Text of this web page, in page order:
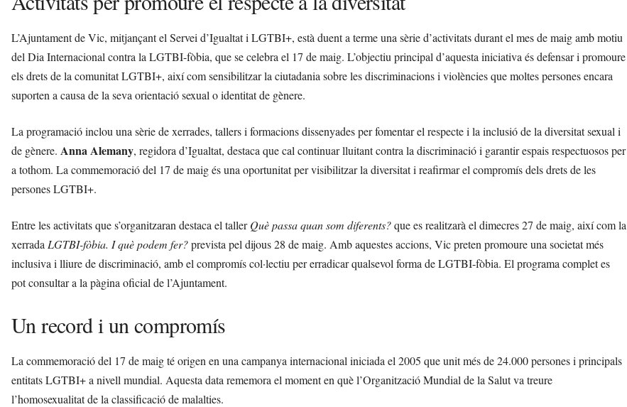
L’Ajuntament de Vic, mitjançant el Servei d’Igualtat i LGTBI+, està duent a terme una sèrie d’activitats durant el mes de maig amb motiu
del Dia Internacional contra la LGTBI-fòbia, que se celebra el 17 de maig. L’objectiu principal d’aquesta iniciativa és defensar i promoure
els drets de la comunitat LGTBI+, així com sensibilitzar la ciutadania sobre les discriminacions i violències que moltes persones encara
suporten a causa de la seva orientació sexual o identitat de gènere.
La programació inclou una sèrie de xerrades, tallers i formacions dissenyades per fomentar el respecte i la inclusió de la diversitat sexual i
de gènere. Anna Alemany, regidora d’Igualtat, destaca que cal continuar lluitant contra la discriminació i garantir espais respectuosos per
a tothom. La commemoració del 17 de maig és una oportunitat per visibilitzar la diversitat i reafirmar el compromís dels drets de les
persones LGTBI+.
Entre les activitats que s’organitzaran destaca el tallerQuè passa quan som diferents?que es realitzarà el dimecres 27 de maig, així com la
xerradaLGTBI-fòbia. I què podem fer?prevista pel dijous 28 de maig. Amb aquestes accions, Vic preten promoure una societat més
inclusiva i lliure de discriminació, amb el compromís col·lectiu per erradicar qualsevol forma de LGTBI-fòbia. El programa complet es
pot consultar a la pàgina oficial de l’Ajuntament.
Un record i un compromís
La commemoració del 17 de maig té origen en una campanya internacional iniciada el 2005 que unit més de 24.000 persones i principals
entitats LGTBI+ a nivell mundial. Aquesta data rememora el moment en què l’Organització Mundial de la Salut va treure
l’homosexualitat de la classificació de malalties.